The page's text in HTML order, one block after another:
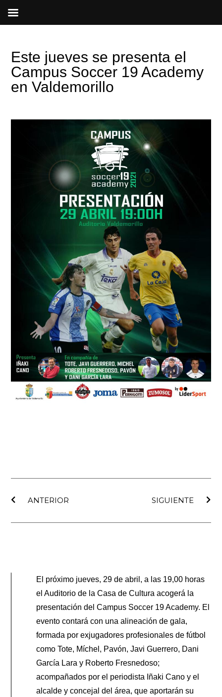
Este jueves se presenta el
Campus Soccer 19 Academy
en Valdemorillo
ANTERIOR
SIGUIENTE
El próximo jueves, 29 de abril, a las 19,00 horas
el Auditorio de la Casa de Cultura acogerá la
presentación del Campus Soccer 19 Academy. El
evento contará con una alineación de gala,
formada por exjugadores profesionales de fútbol
como Tote, Míchel, Pavón, Javi Guerrero, Dani
García Lara y Roberto Fresnedoso;
acompañados por el periodista Iñaki Cano y el
alcalde y concejal del área, que aportarán su